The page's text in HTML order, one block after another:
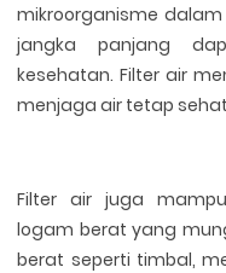
mikroorganisme
jangka panjang
kesehatan. Filter air
menjaga air tetap
Filter air juga
logam berat yang
berat seperti timbal,